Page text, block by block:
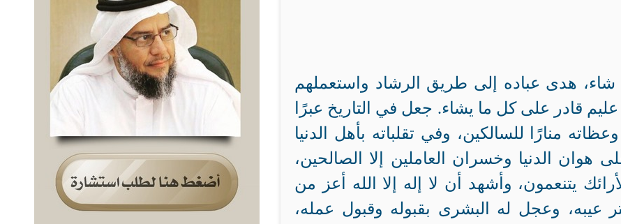
هدى عباده إلى طريق الرشاد واستعملهم
قادر على كل ما يشاء. جعل في التاريخ عبرًا
منارًا للسالكين، وفي تقلباته بأهل الدنيا
هوان الدنيا وخسران العاملين إلا الصالحين،
يتنعمون، وأشهد أن لا إله إلا الله أعز من
عيبه، وعجل له البشرى بقبوله وقبول عمله،